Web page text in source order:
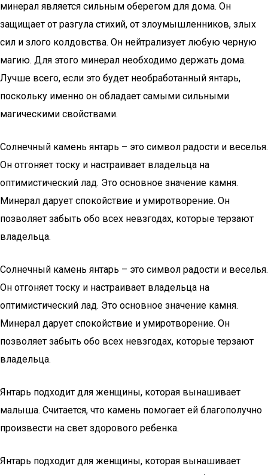
минерал является сильным оберегом для дома. Он
защищает от разгула стихий, от злоумышленников, злых
сил и злого колдовства. Он нейтрализует любую черную
магию. Для этого минерал необходимо держать дома.
Лучше всего, если это будет необработанный янтарь,
поскольку именно он обладает самыми сильными
магическими свойствами.
Солнечный камень янтарь – это символ радости и веселья.
Он отгоняет тоску и настраивает владельца на
оптимистический лад. Это основное значение камня.
Минерал дарует спокойствие и умиротворение. Он
позволяет забыть обо всех невзгодах, которые терзают
владельца.
Солнечный камень янтарь – это символ радости и веселья.
Он отгоняет тоску и настраивает владельца на
оптимистический лад. Это основное значение камня.
Минерал дарует спокойствие и умиротворение. Он
позволяет забыть обо всех невзгодах, которые терзают
владельца.
Янтарь подходит для женщины, которая вынашивает
малыша. Считается, что камень помогает ей благополучно
произвести на свет здорового ребенка.
Янтарь подходит для женщины, которая вынашивает